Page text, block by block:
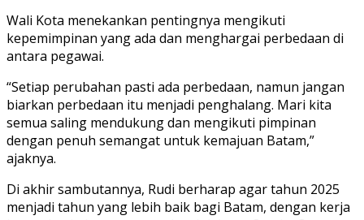
Wali Kota menekankan pentingnya mengikuti
kepemimpinan yang ada dan menghargai perbedaan di
antara pegawai.
“Setiap perubahan pasti ada perbedaan, namun jangan
biarkan perbedaan itu menjadi penghalang. Mari kita
semua saling mendukung dan mengikuti pimpinan
dengan penuh semangat untuk kemajuan Batam,”
ajaknya.
Di akhir sambutannya, Rudi berharap agar tahun 2025
menjadi tahun yang lebih baik bagi Batam, dengan kerja